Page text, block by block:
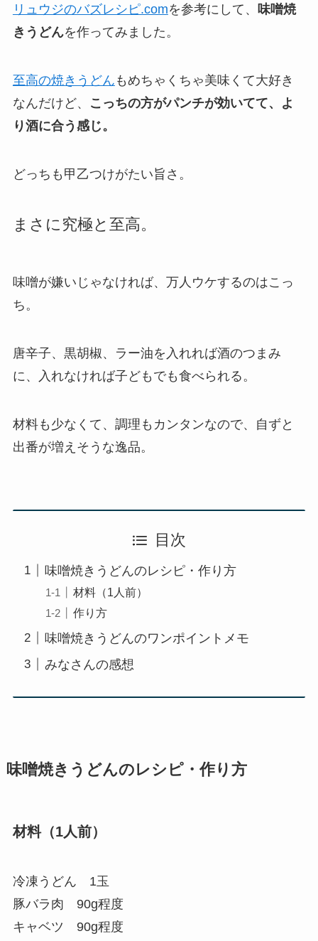
リュウジのバズレシピ.comを参考にして、
味噌焼
きうどんを作ってみました。
至高の焼きうどん もめちゃくちゃ美味くて大好き
なんだけど、
こっちの方がパンチが効いてて、よ
り酒に合う感じ。
どっちも甲乙つけがたい旨さ。
まさに究極と至高。
味噌が嫌いじゃなければ、万人ウケするのはこっ
ち。
唐辛子、黒胡椒、ラー油を入れれば酒のつまみ
に、入れなければ子どもでも食べられる。
材料も少なくて、調理もカンタンなので、自ずと
出番が増えそうな逸品。
目次
味噌焼きうどんのレシピ・作り方
材料（1人前）
作り方
味噌焼きうどんのワンポイントメモ
みなさんの感想
味噌焼きうどんのレシピ・作り方
材料（1人前）
冷凍うどん 1玉
豚バラ肉 90g程度
キャベツ 90g程度